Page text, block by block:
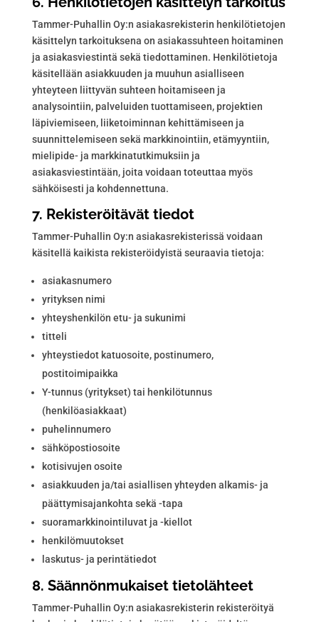
Tammer-Puhallin Oy:n asiakasrekisterin henkilötietojen
käsittelyn tarkoituksena on asiakassuhteen hoitaminen
ja asiakasviestintä sekä tiedottaminen. Henkilötietoja
käsitellään asiakkuuden ja muuhun asialliseen
yhteyteen liittyvän suhteen hoitamiseen ja
analysointiin, palveluiden tuottamiseen, projektien
läpiviemiseen, liiketoiminnan kehittämiseen ja
suunnittelemiseen sekä markkinointiin, etämyyntiin,
mielipide- ja markkinatutkimuksiin ja
asiakasviestintään, joita voidaan toteuttaa myös
sähköisesti ja kohdennettuna.
7. Rekisteröitävät tiedot
Tammer-Puhallin Oy:n asiakasrekisterissä voidaan
käsitellä kaikista rekisteröidyistä seuraavia tietoja:
asiakasnumero
yrityksen nimi
yhteyshenkilön etu- ja sukunimi
titteli
yhteystiedot katuosoite, postinumero,
postitoimipaikka
Y-tunnus (yritykset) tai henkilötunnus
(henkilöasiakkaat)
puhelinnumero
sähköpostiosoite
kotisivujen osoite
asiakkuuden ja/tai asiallisen yhteyden alkamis- ja
päättymisajankohta sekä -tapa
suoramarkkinointiluvat ja -kiellot
henkilömuutokset
laskutus- ja perintätiedot
8. Säännönmukaiset tietolähteet
Tammer-Puhallin Oy:n asiakasrekisterin rekisteröityä